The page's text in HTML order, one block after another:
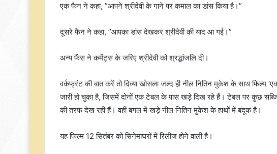
एक फैन ने कहा, ”आपने श्रीदेवी के गाने पर कमाल का डांस किया है।”
दूसरे फैन ने कहा, ”आपका डांस देखकर श्रीदेवी की याद आ गई।”
अन्य फैंस ने कमेंट्स के जरिए श्रीदेवी को श्रद्धांजलि दी।
वर्कफ्रंट की बात करें तो दिव्या खोसला जल्द ही नील नितिन मुकेश के साथ फिल्म
जारी हो चुका है, जिसमें दोनों एक टेबल के पास खड़े दिख रहे हैं। टेबल पर कुछ
की तरफ देख रही हैं। वहीं बगल में खड़े नील नितिन मुकेश के हाथों में बंदूक है।
यह फिल्म 12 सितंबर को सिनेमाघरों में रिलीज होने वाली है।